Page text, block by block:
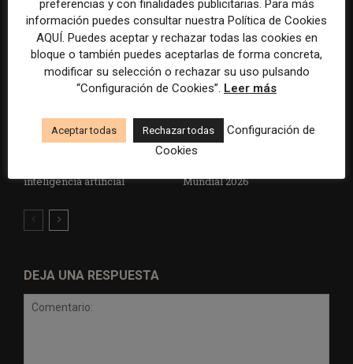
Radio Televisión Madrid
inteligencia artificial
ADEPA crea un premio
especial para la mejor
Mundial 2026
DEJA UNA RESPUESTA
preferencias y con finalidades publicitarias. Para más
información puedes consultar nuestra Política de Cookies
AQUÍ. Puedes aceptar y rechazar todas las cookies en
bloque o también puedes aceptarlas de forma concreta,
modificar su selección o rechazar su uso pulsando
“Configuración de Cookies”. Leer más
Aceptar todas Rechazar todas
Configuración de
Cookies